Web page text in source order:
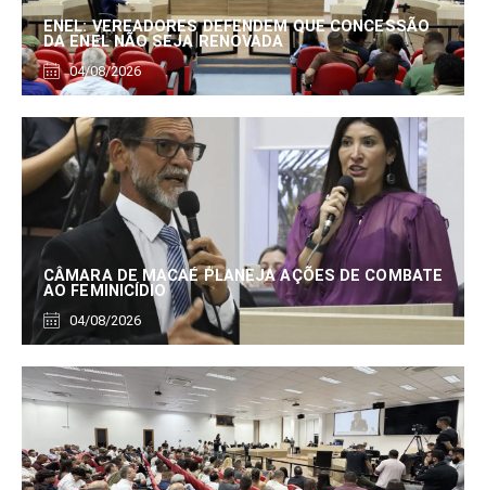
ENEL: VEREADORES DEFENDEM QUE CONCESSÃO
DA ENEL NÃO SEJA RENOVADA
04/08/2026
CÂMARA DE MACAÉ PLANEJA AÇÕES DE COMBATE
AO FEMINICÍDIO
04/08/2026